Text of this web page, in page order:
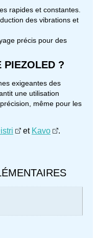
rapides et constantes.
des vibrations et
précis pour des
PIEZOLED ?
exigeantes des
une utilisation
même pour les
et Kavo .